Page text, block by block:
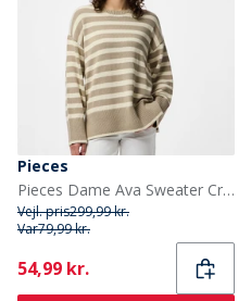
Pieces
Pieces Dame Ava Sweater Crockery
Vejl. pris299,99 kr.
Var79,99 kr.
Current
54,99 kr.